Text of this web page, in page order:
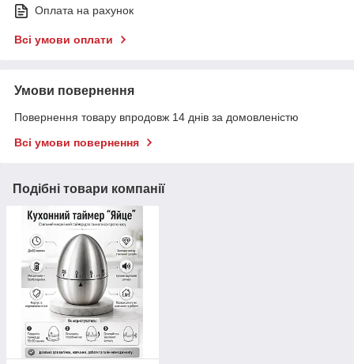
Оплата на рахунок
Всі умови оплати
Умови повернення
Повернення товару впродовж 14 днів за домовленістю
Всі умови повернення
Подібні товари компанії